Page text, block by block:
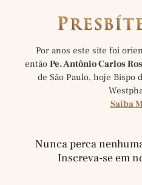
Por anos este site foi
então Pe. Antônio Carlos
de São Paulo, hoje Bispo
Saiba
Nunca perca
Inscreva-se em